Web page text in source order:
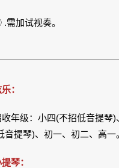
加试视奏。
：
级：小四(不招低音提琴)
音提琴)、初一、初二、高一
琴：